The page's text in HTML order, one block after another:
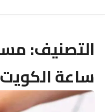
التصنيف:
ساعة الكويت